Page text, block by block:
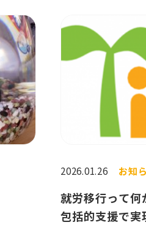
2026.01.26 お知
就労移行って何
包括的支援で実